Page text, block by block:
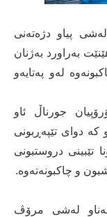
پیاو دژەتەنی
بەراورد بەژنان
لەو پەتایەو
جورناڵ ئاو
كه‌ دوای تێپەڕبونی
تێبینی دروستبونی
لەناو لەشی مرۆڤ